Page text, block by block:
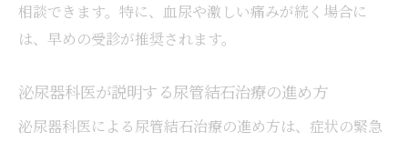
相談できます。特に、血尿や激しい痛みが続く場合に
は、早めの受診が推奨されます。
泌尿器科医が説明する尿管結石治療の進め方
泌尿器科医による尿管結石治療の進め方は、症状の緊急